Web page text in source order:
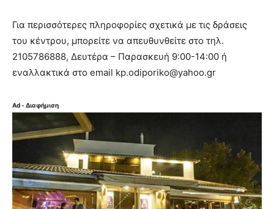
Για περισσότερες πληροφορίες σχετικά με τις δράσεις
του κέντρου, μπορείτε να απευθυνθείτε στο τηλ.
2105786888, Δευτέρα – Παρασκευή 9:00-14:00 ή
εναλλακτικά στο email kp.odiporiko@yahoo.gr
Ad - Διαφήμιση